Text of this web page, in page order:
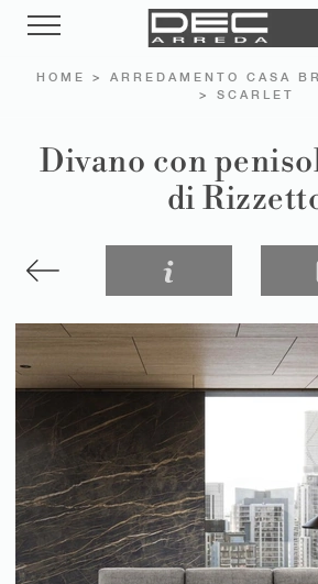
HOME > ARREDAMENTO CASA
> SCARLET
Divano con
di